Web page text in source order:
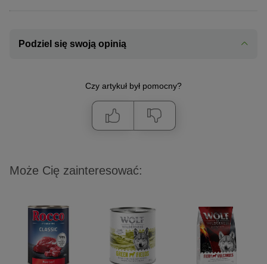
Podziel się swoją opinią
Czy artykuł był pomocny?
Może Cię zainteresować: